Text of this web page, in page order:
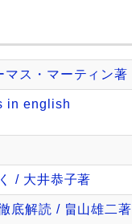
ス・マーティン著
in english
/ 大井恭子著
底解読 / 畠山雄二著